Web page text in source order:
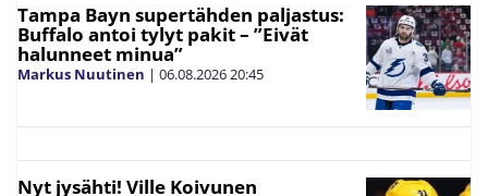
Tampa Bayn supertähden paljastus:
Buffalo antoi tylyt pakit – ”Eivät
halunneet minua”
Markus Nuutinen | 06.08.202620:45
Nyt jysähti! Ville Koivunen